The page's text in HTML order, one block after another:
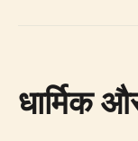
धार्मिक